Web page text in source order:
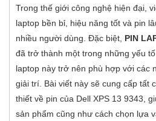
Trong thế giới công nghệ hiện đại,
laptop bền bỉ, hiệu năng tốt và pin
nhiều người dùng. Đặc biệt, PIN
đã trở thành một trong những yếu
laptop này trở nên phù hợp với các
giải trí. Bài viết này sẽ cung cấp tất
thiết về pin của Dell XPS 13 9343,
sản phẩm cũng như cách chọn lựa